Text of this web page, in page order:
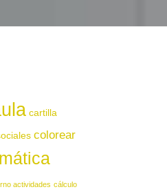
cartilla
colorear
actividades cálculo